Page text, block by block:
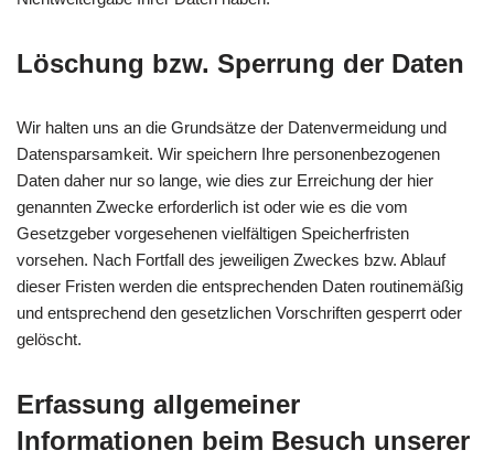
Löschung bzw. Sperrung der Daten
Wir halten uns an die Grundsätze der Datenvermeidung und
Datensparsamkeit. Wir speichern Ihre personenbezogenen
Daten daher nur so lange, wie dies zur Erreichung der hier
genannten Zwecke erforderlich ist oder wie es die vom
Gesetzgeber vorgesehenen vielfältigen Speicherfristen
vorsehen. Nach Fortfall des jeweiligen Zweckes bzw. Ablauf
dieser Fristen werden die entsprechenden Daten routinemäßig
und entsprechend den gesetzlichen Vorschriften gesperrt oder
gelöscht.
Erfassung allgemeiner
Informationen beim Besuch unserer